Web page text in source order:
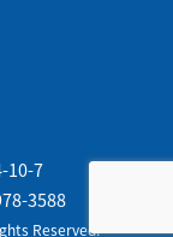
10-7
3588
Reserved.